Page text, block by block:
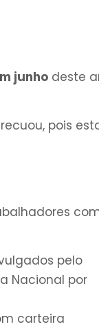
junho deste
pois
pelo
Nacional por
carteira